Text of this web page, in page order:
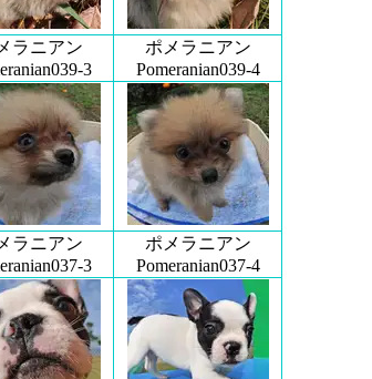
ラニアン
3
ポメラニアン
Pomeranian039-4
ラニアン
3
ポメラニアン
Pomeranian037-4